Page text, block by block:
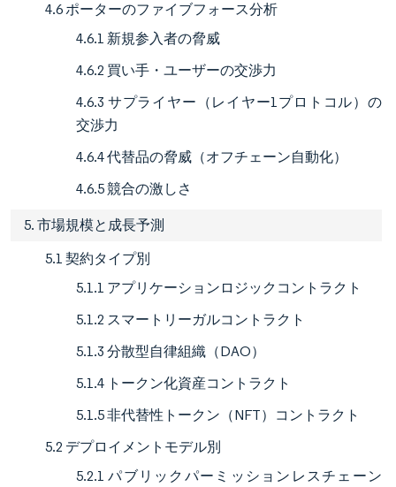
4.6 ポーターのファイブフォース分析
4.6.1 新規参入者の脅威
4.6.2 買い手・ユーザーの交渉力
4.6.3 サプライヤー（レイヤー1プロトコル）の
交渉力
4.6.4 代替品の脅威（オフチェーン自動化）
4.6.5 競合の激しさ
5. 市場規模と成長予測
5.1 契約タイプ別
5.1.1 アプリケーションロジックコントラクト
5.1.2 スマートリーガルコントラクト
5.1.3 分散型自律組織（DAO）
5.1.4 トークン化資産コントラクト
5.1.5 非代替性トークン（NFT）コントラクト
5.2 デプロイメントモデル別
5.2.1 パブリックパーミッションレスチェーン